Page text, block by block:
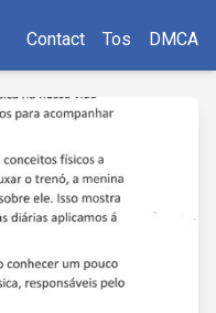
Contact Tos DMCA